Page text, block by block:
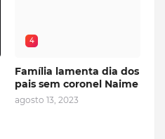
4
Família lamenta dia dos
pais sem coronel Naime
agosto 13, 2023